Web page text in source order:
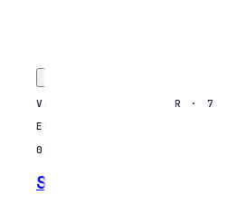
VÅRE SPESIALITETER · 7
EST. 2009
01
Skilt